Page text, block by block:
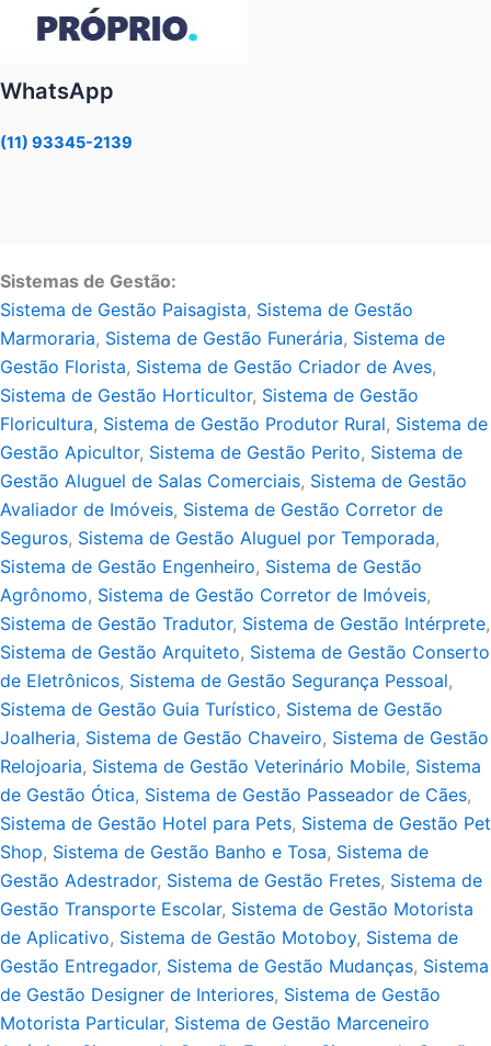
WhatsApp
(11) 93345-2139
Sistemas de Gestão:
Sistema de Gestão Paisagista, Sistema de Gestão
Marmoraria, Sistema de Gestão Funerária, Sistema de
Gestão Florista, Sistema de Gestão Criador de Aves,
Sistema de Gestão Horticultor, Sistema de Gestão
Floricultura, Sistema de Gestão Produtor Rural, Sistema de
Gestão Apicultor, Sistema de Gestão Perito, Sistema de
Gestão Aluguel de Salas Comerciais, Sistema de Gestão
Avaliador de Imóveis, Sistema de Gestão Corretor de
Seguros, Sistema de Gestão Aluguel por Temporada,
Sistema de Gestão Engenheiro, Sistema de Gestão
Agrônomo, Sistema de Gestão Corretor de Imóveis,
Sistema de Gestão Tradutor, Sistema de Gestão Intérprete,
Sistema de Gestão Arquiteto, Sistema de Gestão Conserto
de Eletrônicos, Sistema de Gestão Segurança Pessoal,
Sistema de Gestão Guia Turístico, Sistema de Gestão
Joalheria, Sistema de Gestão Chaveiro, Sistema de Gestão
Relojoaria, Sistema de Gestão Veterinário Mobile, Sistema
de Gestão Ótica, Sistema de Gestão Passeador de Cães,
Sistema de Gestão Hotel para Pets, Sistema de Gestão Pet
Shop, Sistema de Gestão Banho e Tosa, Sistema de
Gestão Adestrador, Sistema de Gestão Fretes, Sistema de
Gestão Transporte Escolar, Sistema de Gestão Motorista
de Aplicativo, Sistema de Gestão Motoboy, Sistema de
Gestão Entregador, Sistema de Gestão Mudanças, Sistema
de Gestão Designer de Interiores, Sistema de Gestão
Motorista Particular, Sistema de Gestão Marceneiro